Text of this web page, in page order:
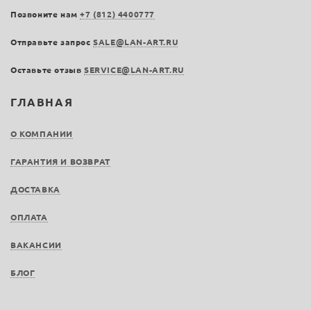
ГЛАВНАЯ
О КОМПАНИИ
ГАРАНТИЯ И ВОЗВРАТ
ДОСТАВКА
ОПЛАТА
ВАКАНСИИ
БЛОГ
Позвоните нам+7 (812) 4400777
Отправьте запросSALE@LAN-ART.RU
Оставьте отзыв SERVICE@LAN-ART.RU